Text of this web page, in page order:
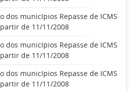
dos municípios Repasse de ICMS
de 11/11/2008
dos municípios Repasse de ICMS
de 11/11/2008
dos municípios Repasse de ICMS
de 11/11/2008